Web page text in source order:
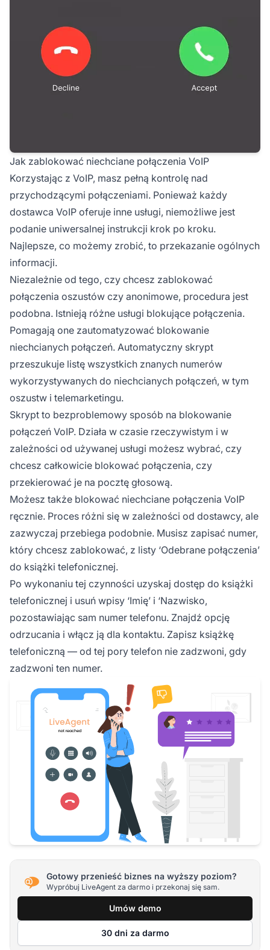
Jak zablokować niechciane połączenia VoIP
Korzystając z VoIP, masz pełną kontrolę nad
przychodzącymi połączeniami. Ponieważ każdy
dostawca VoIP oferuje inne usługi, niemożliwe jest
podanie uniwersalnej instrukcji krok po kroku.
Najlepsze, co możemy zrobić, to przekazanie ogólnych
informacji.
Niezależnie od tego, czy chcesz zablokować
połączenia oszustów czy anonimowe, procedura jest
podobna. Istnieją różne usługi blokujące połączenia.
Pomagają one zautomatyzować blokowanie
niechcianych połączeń. Automatyczny skrypt
przeszukuje listę wszystkich znanych numerów
wykorzystywanych do niechcianych połączeń, w tym
oszustw i telemarketingu.
Skrypt to bezproblemowy sposób na blokowanie
połączeń VoIP. Działa w czasie rzeczywistym i w
zależności od używanej usługi możesz wybrać, czy
chcesz całkowicie blokować połączenia, czy
przekierować je na pocztę głosową.
Możesz także blokować niechciane połączenia VoIP
ręcznie. Proces różni się w zależności od dostawcy, ale
zazwyczaj przebiega podobnie. Musisz zapisać numer,
który chcesz zablokować, z listy ‘Odebrane połączenia’
do książki telefonicznej.
Po wykonaniu tej czynności uzyskaj dostęp do książki
telefonicznej i usuń wpisy ‘Imię’ i ‘Nazwisko,
pozostawiając sam numer telefonu. Znajdź opcję
odrzucania i włącz ją dla kontaktu. Zapisz książkę
telefoniczną — od tej pory telefon nie zadzwoni, gdy
zadzwoni ten numer.
Gotowy przenieść biznes na wyższy poziom?
Wypróbuj LiveAgent za darmo i przekonaj się sam.
Umów demo
30 dni za darmo